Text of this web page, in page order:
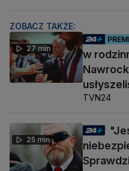
ZOBACZ TAKŻE:
27 min
w
TVN24
25 min